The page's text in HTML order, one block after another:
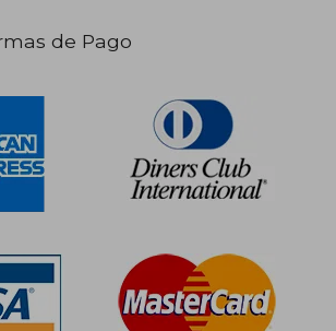
de Pago